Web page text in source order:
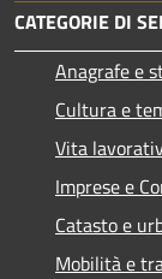
CATEGORIE DI
Anagrafe e
Cultura e
Vita
Imprese e
Catasto e
Mobilità e